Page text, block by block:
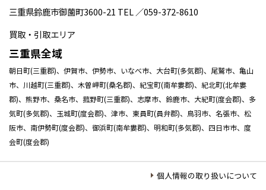
三重県鈴鹿市御薗町3600-21 TEL ／059-372-8610
買取・引取エリア
三重県全域
朝日町(三重郡)、伊賀市、伊勢市、いなべ市、大台町(多気郡)、尾鷲市、亀山
市、川越町(三重郡)、木曽岬町(桑名郡)、紀宝町(南牟婁郡)、紀北町(北牟婁
郡)、熊野市、桑名市、菰野町(三重郡)、志摩市、鈴鹿市、大紀町(度会郡)、多
気町(多気郡)、玉城町(度会郡)、津市、東員町(員弁郡)、鳥羽市、名張市、松
阪市、南伊勢町(度会郡)、御浜町(南牟婁郡)、明和町(多気郡)、四日市市、度
会町(度会郡)
個人情報の取り扱いについて